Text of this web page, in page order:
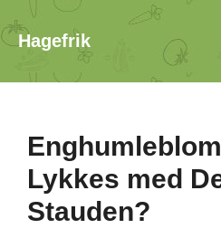
Hopp
til
innhold
Hagefrik
Lykkes med
Stauden?